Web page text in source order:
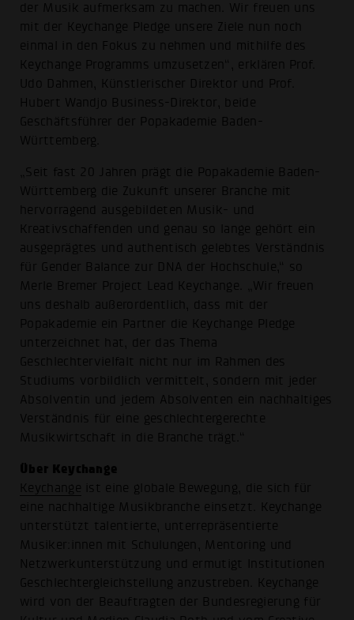
der Musik aufmerksam zu machen. Wir freuen uns
mit der Keychange Pledge unsere Ziele nun noch
einmal in den Fokus zu nehmen und mithilfe des
Keychange Programms umzusetzen“, erklären Prof.
Udo Dahmen, Künstlerischer Direktor und Prof.
Hubert Wandjo Business-Direktor, beide
Geschäftsführer der Popakademie Baden-
Württemberg.
„Seit fast 20 Jahren prägt die Popakademie Baden-
Württemberg die Zukunft unserer Branche mit
hervorragend ausgebildeten Musik- und
Kreativschaffenden und genau so lange gehört ein
ausgeprägtes und authentisch gelebtes Verständnis
für Gender Balance zur DNA der Hochschule,“ so
Merle Bremer Project Lead Keychange. „Wir freuen
uns deshalb außerordentlich, dass mit der
Popakademie ein Partner die Keychange Pledge
unterzeichnet hat, der das Thema
Geschlechtervielfalt nicht nur im Rahmen des
Studiums vorbildlich vermittelt, sondern mit jeder
Absolventin und jedem Absolventen ein nachhaltiges
Verständnis für eine geschlechtergerechte
Musikwirtschaft in die Branche trägt.“
Über Keychange
Keychange ist eine globale Bewegung, die sich für
eine nachhaltige Musikbranche einsetzt. Keychange
unterstützt talentierte, unterrepräsentierte
Musiker:innen mit Schulungen, Mentoring und
Netzwerkunterstützung und ermutigt Institutionen
Geschlechtergleichstellung anzustreben. Keychange
wird von der Beauftragten der Bundesregierung für